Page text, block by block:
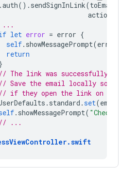
.auth(). sendSignInLink(toEmail
...
let error = error {
self. showMessagePrompt(error
return
}
// The link was successfully sent.
// Save the email locally so you
// if they open the link on the
. standard .set(email
. showMessagePrompt( "Check
// ...
.swift